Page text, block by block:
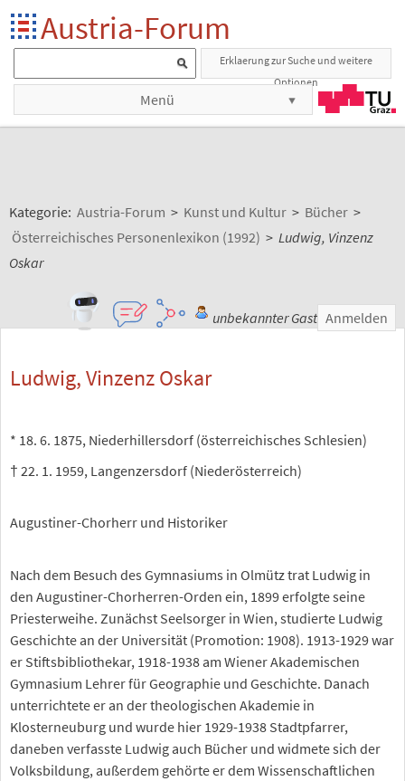
Austria-Forum
Erklaerung zur Suche und weitere
Optionen
Menü
Kategorie: Austria-Forum > Kunst und Kultur > Bücher >
Österreichisches Personenlexikon (1992) > Ludwig, Vinzenz
Oskar
unbekannter Gast Anmelden
Ludwig, Vinzenz Oskar
* 18. 6. 1875, Niederhillersdorf (österreichisches Schlesien)
† 22. 1. 1959, Langenzersdorf (Niederösterreich)
Augustiner-Chorherr und Historiker
Nach dem Besuch des Gymnasiums in Olmütz trat Ludwig in
den Augustiner-Chorherren-Orden ein, 1899 erfolgte seine
Priesterweihe. Zunächst Seelsorger in Wien, studierte Ludwig
Geschichte an der Universität (Promotion: 1908). 1913-1929 war
er Stiftsbibliothekar, 1918-1938 am Wiener Akademischen
Gymnasium Lehrer für Geographie und Geschichte. Danach
unterrichtete er an der theologischen Akademie in
Klosterneuburg und wurde hier 1929-1938 Stadtpfarrer,
daneben verfasste Ludwig auch Bücher und widmete sich der
Volksbildung, außerdem gehörte er dem Wissenschaftlichen